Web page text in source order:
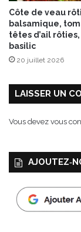
Côte de veau
balsamique,
têtes d’ail
basilic
20 juillet 2026
LAISSER UN
Vous devez vous